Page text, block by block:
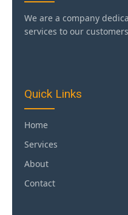
We are a company
services to our
Quick Links
Home
Services
About
Contact